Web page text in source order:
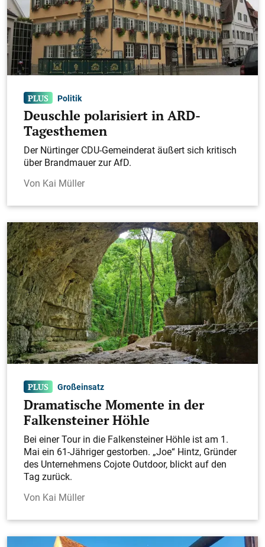
Politik
Deuschle polarisiert in ARD-
Tagesthemen
Der Nürtinger CDU-Gemeinderat äußert sich kritisch
über Brandmauer zur AfD.
Kai Müller
Großeinsatz
Dramatische Momente in der
Falkensteiner Höhle
Bei einer Tour in die Falkensteiner Höhle ist am 1.
Mai ein 61-Jähriger gestorben. „Joe“ Hintz, Gründer
des Unternehmens Cojote Outdoor, blickt auf den
Tag zurück.
Kai Müller